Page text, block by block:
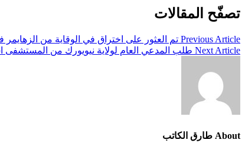
تصفّح المقالات
Previous Article تم العثور على اختراق في الوقاية من الزهايمر
Next Article طلب المدعي العام لولاية نيويورك من المستشفى
About طارق الكاتب